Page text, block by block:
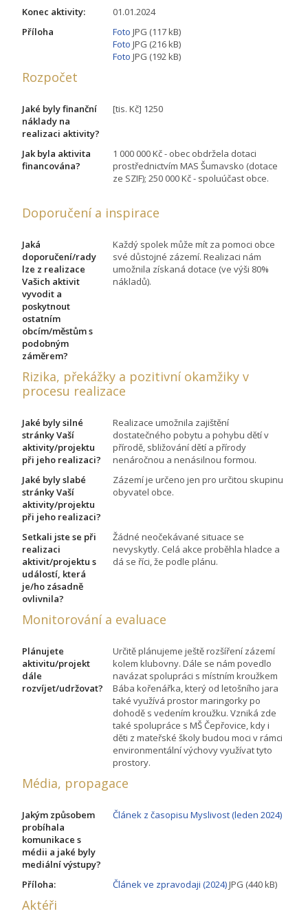
Konec aktivity:
01.01.2024
Příloha
Foto JPG (117 kB)
Foto JPG (216 kB)
Foto JPG (192 kB)
Rozpočet
Jaké byly finanční
náklady na
realizaci aktivity?
[tis. Kč] 1250
Jak byla aktivita
financována?
1 000 000 Kč - obec obdržela dotaci
prostřednictvím MAS Šumavsko (dotace
ze SZIF); 250 000 Kč - spoluúčast obce.
Doporučení a inspirace
Jaká
doporučení/rady
lze z realizace
Vašich aktivit
vyvodit a
poskytnout
ostatním
obcím/městům s
podobným
záměrem?
Každý spolek může mít za pomoci obce
své důstojné zázemí. Realizaci nám
umožnila získaná dotace (ve výši 80%
nákladů).
Rizika, překážky a pozitivní okamžiky v
procesu realizace
Jaké byly silné
stránky Vaší
aktivity/projektu
při jeho realizaci?
Realizace umožnila zajištění
dostatečného pobytu a pohybu dětí v
přírodě, sbližování dětí a přírody
nenáročnou a nenásilnou formou.
Jaké byly slabé
stránky Vaší
aktivity/projektu
při jeho realizaci?
Zázemí je určeno jen pro určitou skupinu
obyvatel obce.
Setkali jste se při
realizaci
aktivit/projektu s
událostí, která
je/ho zásadně
ovlivnila?
Žádné neočekávané situace se
nevyskytly. Celá akce proběhla hladce a
dá se říci, že podle plánu.
Monitorování a evaluace
Plánujete
aktivitu/projekt
dále
rozvíjet/udržovat?
Určitě plánujeme ještě rozšíření zázemí
kolem klubovny. Dále se nám povedlo
navázat spolupráci s místním kroužkem
Bába kořenářka, který od letošního jara
také využívá prostor maringorky po
dohodě s vedením kroužku. Vzniká zde
také spolupráce s MŠ Čepřovice, kdy i
děti z mateřské školy budou moci v rámci
environmentální výchovy využívat tyto
prostory.
Média, propagace
Jakým způsobem
probíhala
komunikace s
médii a jaké byly
mediální výstupy?
Článek z časopisu Myslivost (leden 2024)
Příloha: Článek ve zpravodaji (2024)JPG (440 kB)
Aktéři